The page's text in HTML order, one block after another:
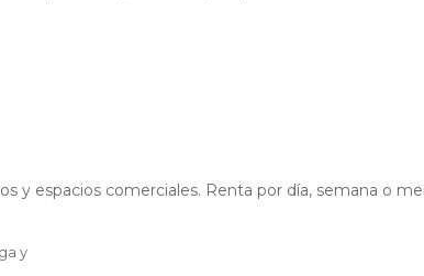
y espacios comerciales. Renta por día, semana o
y